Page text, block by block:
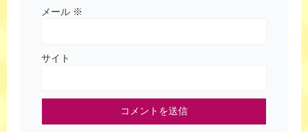
メール ※
サイト